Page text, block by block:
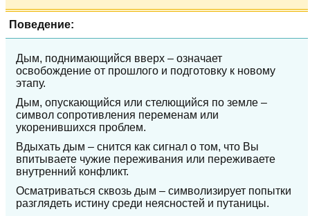
Поведение:
Дым, поднимающийся вверх – означает
освобождение от прошлого и подготовку к новому
этапу.
Дым, опускающийся или стелющийся по земле –
символ сопротивления переменам или
укоренившихся проблем.
Вдыхать дым – снится как сигнал о том, что Вы
впитываете чужие переживания или переживаете
внутренний конфликт.
Осматриваться сквозь дым – символизирует попытки
разглядеть истину среди неясностей и путаницы.